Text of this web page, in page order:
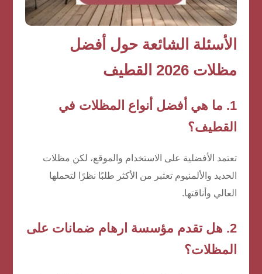
الأسئلة الشائعة حول أفضل
مظلات 2026 القطيف
1. ما هي أفضل أنواع المظلات في
القطيف؟
تعتمد الأفضلية على الاستخدام والموقع، لكن مظلات
الحديد والألمنيوم تعتبر من الأكثر طلبًا نظرًا لتحملها
العالي وأناقتها.
2. هل تقدم مؤسسة ارهام ضمانات على
المظلات؟